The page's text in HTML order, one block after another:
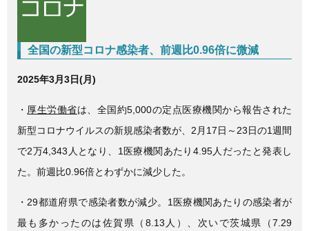
e
b
o
o
k
er
全国の新型コロナ感染者、前週比0.96倍に微減
2025年3月3日(月)
・ 厚生労働省は、全国約5,000の定点医療機関から報告された
新型コロナウイルスの新規感染者数が、2月17日～23日の1週間
で2万4,343人となり、1医療機関あたり4.95人だったと発表し
た。前週比0.96倍とわずかに減少した。
・29都道府県で感染者数が減少。1医療機関あたりの感染者が
最も多かったのは佐賀県（8.13人）、次いで茨城県（7.29